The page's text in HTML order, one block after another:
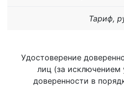
Тариф,
Удостоверение
лиц (за исключением
доверенности в